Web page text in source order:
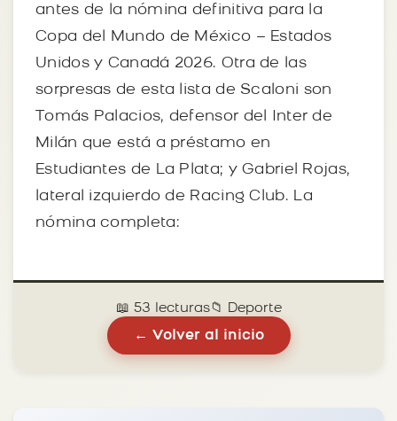
antes de la nómina definitiva para la
Copa del Mundo de México – Estados
Unidos y Canadá 2026. Otra de las
sorpresas de esta lista de Scaloni son
Tomás Palacios, defensor del Inter de
Milán que está a préstamo en
Estudiantes de La Plata; y Gabriel Rojas,
lateral izquierdo de Racing Club. La
nómina completa:
📖 53 lecturas📁 Deporte
← Volver al inicio